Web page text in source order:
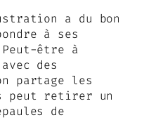
a du bon
à ses
être à
des
partage les
peut retirer un
de